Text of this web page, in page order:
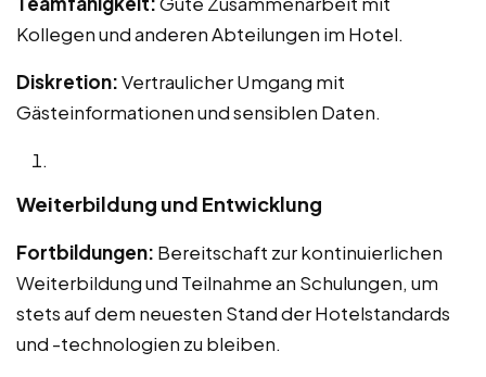
Kollegen und anderen Abteilungen im Hotel.
Diskretion:Vertraulicher Umgang mit
Gästeinformationen und sensiblen Daten.
Weiterbildung und Entwicklung
Fortbildungen: Bereitschaft zur kontinuierlichen
Weiterbildung und Teilnahme an Schulungen, um
stets auf dem neuesten Stand der Hotelstandards
und -technologien zu bleiben.